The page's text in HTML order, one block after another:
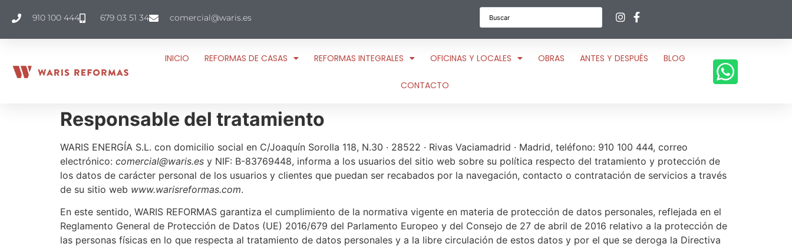
910 100 444 679 03 51 34 comercial@waris.es
INICIO REFORMAS DE CASAS REFORMAS INTEGRALES OFICINAS Y LOCALES OBRAS ANTES Y DESPUÉS BLOG
CONTACTO
Responsable del tratamiento
WARIS ENERGÍA S.L. con domicilio social en C/Joaquín Sorolla 118, N.30 · 28522 · Rivas Vaciamadrid · Madrid, teléfono: 910 100 444, correo
electrónico: comercial@waris.es y NIF: B-83769448, informa a los usuarios del sitio web sobre su política respecto del tratamiento y protección de
los datos de carácter personal de los usuarios y clientes que puedan ser recabados por la navegación, contacto o contratación de servicios a través
de su sitio web www.warisreformas.com.
En este sentido, WARIS REFORMAS garantiza el cumplimiento de la normativa vigente en materia de protección de datos personales, reflejada en el
Reglamento General de Protección de Datos (UE) 2016/679 del Parlamento Europeo y del Consejo de 27 de abril de 2016 relativo a la protección de
las personas físicas en lo que respecta al tratamiento de datos personales y a la libre circulación de estos datos y por el que se deroga la Directiva